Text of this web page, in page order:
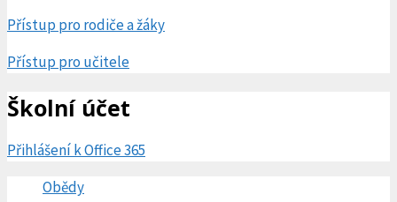
Přístup pro rodiče a žáky
Přístup pro učitele
Školní účet
Přihlášení k Office 365
Obědy